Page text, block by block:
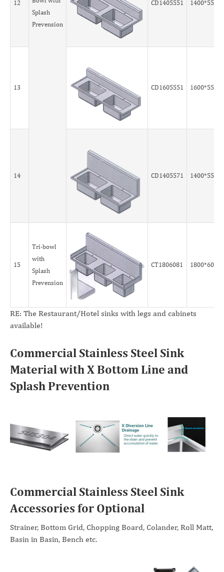
Splash
Prevension
12 CD1405551
13 CD1605551
14 CD1405571
15
Tri-bowl
with
Splash
Prevension
CT1806081
RE: The Restaurant/Hotel sinks with legs and cabinets
available!
Commercial Stainless Steel Sink
Material with X Bottom Line and
Splash Prevention
Commercial Stainless Steel Sink
Accessories for Optional
Strainer, Bottom Grid, Chopping Board, Colander, Roll Matt,
Basin in Basin, Bench etc.